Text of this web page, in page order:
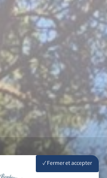
Fermer et accepter